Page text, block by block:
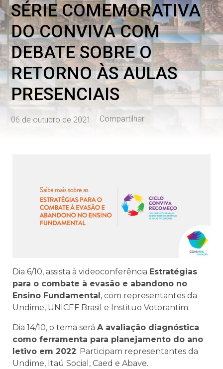
SÉRIE COMEMORATIVA
DO CONVIVA COM
DEBATE SOBRE O
RETORNO ÀS AULAS
PRESENCIAIS
06 de outubro de 2021 Compartilhar
Dia 6/10, assista à videoconferência Estratégias
para o combate à evasão e abandono no
Ensino Fundamental, com representantes da
Undime, UNICEF Brasil e Instituo Votorantim.
Dia 14/10, o tema será A avaliação diagnóstica
como ferramenta para planejamento do ano
letivo em 2022. Participam representantes da
Undime, Itaú Social, Caed e Abave.